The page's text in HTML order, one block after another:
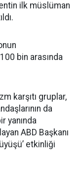
ilk müslüman
bin arasında
karşıtı gruplar,
da
yanında
ABD Başkanı
etkinliği